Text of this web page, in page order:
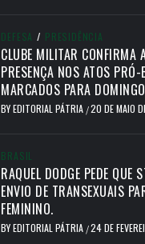
DEFESA / PRESIDÊNCIA
CLUBE MILITAR CONFIRMA
PRESENÇA NOS ATOS PRÓ-
MARCADOS PARA
BYEDITORIAL PÁTRIA /20 DE MAIO
BRASIL
RAQUEL DODGE PEDE QUE
ENVIO DE TRANSEXUAIS
FEMININO.
BYEDITORIAL PÁTRIA /24 DE